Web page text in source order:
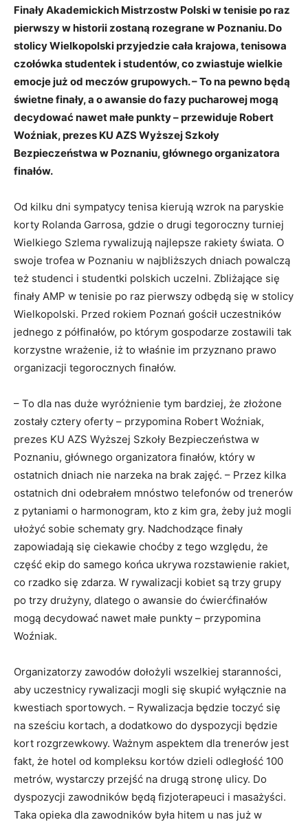
Finały Akademickich Mistrzostw Polski w tenisie po raz
pierwszy w historii zostaną rozegrane w Poznaniu. Do
stolicy Wielkopolski przyjedzie cała krajowa, tenisowa
czołówka studentek i studentów, co zwiastuje wielkie
emocje już od meczów grupowych. – To na pewno będą
świetne finały, a o awansie do fazy pucharowej mogą
decydować nawet małe punkty – przewiduje Robert
Woźniak, prezes KU AZS Wyższej Szkoły
Bezpieczeństwa w Poznaniu, głównego organizatora
finałów.
Od kilku dni sympatycy tenisa kierują wzrok na paryskie
korty Rolanda Garrosa, gdzie o drugi tegoroczny turniej
Wielkiego Szlema rywalizują najlepsze rakiety świata. O
swoje trofea w Poznaniu w najbliższych dniach powalczą
też studenci i studentki polskich uczelni. Zbliżające się
finały AMP w tenisie po raz pierwszy odbędą się w stolicy
Wielkopolski. Przed rokiem Poznań gościł uczestników
jednego z półfinałów, po którym gospodarze zostawili tak
korzystne wrażenie, iż to właśnie im przyznano prawo
organizacji tegorocznych finałów.
– To dla nas duże wyróżnienie tym bardziej, że złożone
zostały cztery oferty – przypomina Robert Woźniak,
prezes KU AZS Wyższej Szkoły Bezpieczeństwa w
Poznaniu, głównego organizatora finałów, który w
ostatnich dniach nie narzeka na brak zajęć. – Przez kilka
ostatnich dni odebrałem mnóstwo telefonów od trenerów
z pytaniami o harmonogram, kto z kim gra, żeby już mogli
ułożyć sobie schematy gry. Nadchodzące finały
zapowiadają się ciekawie choćby z tego względu, że
część ekip do samego końca ukrywa rozstawienie rakiet,
co rzadko się zdarza. W rywalizacji kobiet są trzy grupy
po trzy drużyny, dlatego o awansie do ćwierćfinałów
mogą decydować nawet małe punkty – przypomina
Woźniak.
Organizatorzy zawodów dołożyli wszelkiej staranności,
aby uczestnicy rywalizacji mogli się skupić wyłącznie na
kwestiach sportowych. – Rywalizacja będzie toczyć się
na sześciu kortach, a dodatkowo do dyspozycji będzie
kort rozgrzewkowy. Ważnym aspektem dla trenerów jest
fakt, że hotel od kompleksu kortów dzieli odległość 100
metrów, wystarczy przejść na drugą stronę ulicy. Do
dyspozycji zawodników będą fizjoterapeuci i masażyści.
Taka opieka dla zawodników była hitem u nas już w